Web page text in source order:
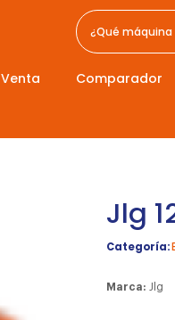
Venta Comparador
Jlg
Categoría:
Marca:Jlg